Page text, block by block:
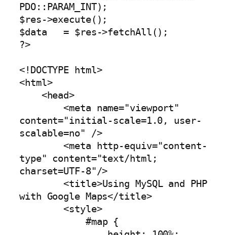
PDO::PARAM_INT);
$res->execute();
$data   = $res->fetchAll();
?>
<!DOCTYPE html>
<html>
        <meta name="viewport"
content="initial-scale=1.0, user-
scalable=no" />
        <meta http-equiv="content-
type" content="text/html;
charset=UTF-8"/>
        <title>Using MySQL and PHP
with Google Maps</title>
        <style>